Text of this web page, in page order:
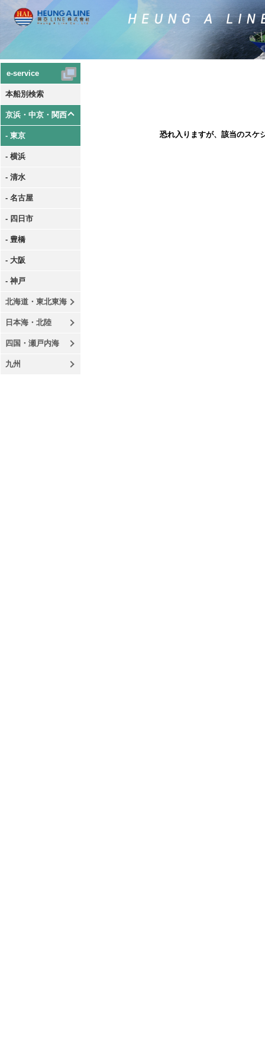
e-service
本船別検索
京浜・中京・関西
- 東京
- 横浜
- 清水
- 名古屋
- 四日市
- 豊橋
- 大阪
- 神戸
北海道・東北東海
日本海・北陸
四国・瀬戸内海
九州
恐れ入りますが、該当のスケ